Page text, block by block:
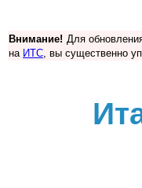
Внимание! Для
на ИТС , вы существенно